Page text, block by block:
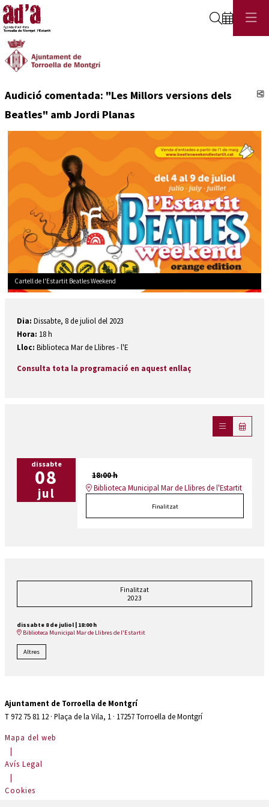
Cerca
Audició comentada: "Les Millors versions dels
Beatles" amb Jordi Planas
Cartell de l'Estartit Beatles Weekend
Dia: Dissabte, 8 de juliol del 2023
Hora: 18 h
Lloc: Biblioteca Mar de Llibres - l'E
Consulta tota la programació en aquest enllaç
dissabte
08
jul
18:00 h
Biblioteca Municipal Mar de Llibres de l'Estartit
Finalitzat
Finalitzat
2023
dissabte 8 de juliol | 18:00 h
Biblioteca Municipal Mar de Llibres de l'Estartit
Altres
Ajuntament de Torroella de Montgrí
T 972 75 81 12 · Plaça de la Vila, 1 · 17257 Torroella de Montgrí
Mapa del web
|
Avís Legal
|
Cookies